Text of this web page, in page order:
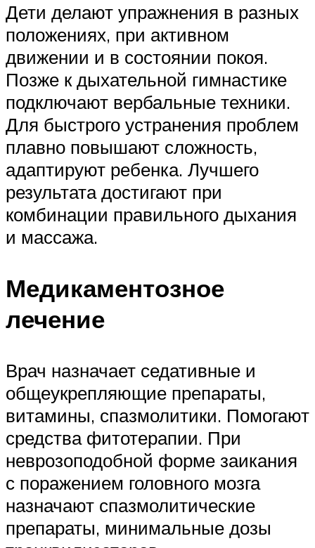
Дети делают упражнения в разных
положениях, при активном
движении и в состоянии покоя.
Позже к дыхательной гимнастике
подключают вербальные техники.
Для быстрого устранения проблем
плавно повышают сложность,
адаптируют ребенка. Лучшего
результата достигают при
комбинации правильного дыхания
и массажа.
Медикаментозное
лечение
Врач назначает седативные и
общеукрепляющие препараты,
витамины, спазмолитики. Помогают
средства фитотерапии. При
неврозоподобной форме заикания
с поражением головного мозга
назначают спазмолитические
препараты, минимальные дозы